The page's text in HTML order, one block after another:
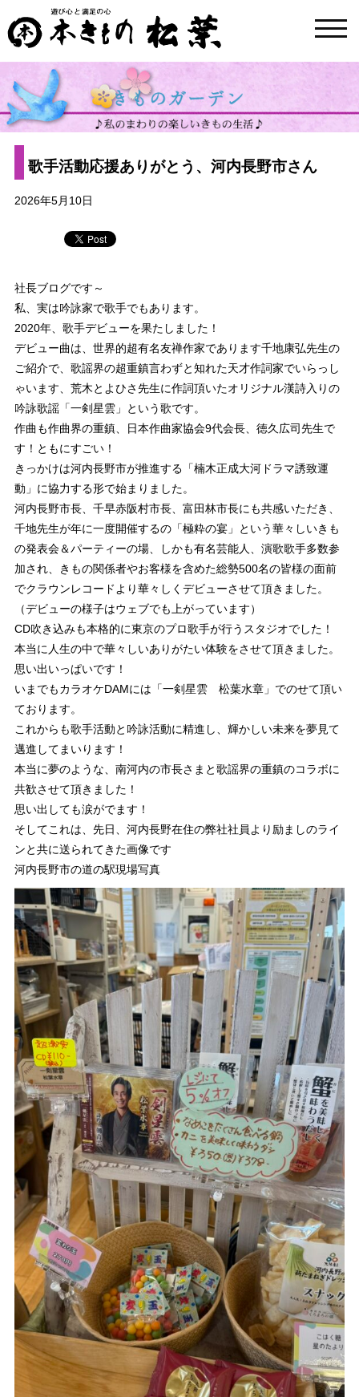
歌手活動応援ありがとう、河内長野市さん
2026年5月10日
社長ブログです～
私、実は吟詠家で歌手でもあります。
2020年、歌手デビューを果たしました！
デビュー曲は、世界的超有名友禅作家であります千地康弘先生の
ご紹介で、歌謡界の超重鎮言わずと知れた天才作詞家でいらっし
ゃいます、荒木とよひさ先生に作詞頂いたオリジナル漢詩入りの
吟詠歌謡「一剣星雲」という歌です。
作曲も作曲界の重鎮、日本作曲家協会9代会長、徳久広司先生で
す！ともにすごい！
きっかけは河内長野市が推進する「楠木正成大河ドラマ誘致運
動」に協力する形で始まりました。
河内長野市長、千早赤阪村市長、富田林市長にも共感いただき、
千地先生が年に一度開催するの「極粋の宴」という華々しいきも
の発表会＆パーティーの場、しかも有名芸能人、演歌歌手多数参
加され、きもの関係者やお客様を含めた総勢500名の皆様の面前
でクラウンレコードより華々しくデビューさせて頂きました。
（デビューの様子はウェブでも上がっています）
CD吹き込みも本格的に東京のプロ歌手が行うスタジオでした！
本当に人生の中で華々しいありがたい体験をさせて頂きました。
思い出いっぱいです！
いまでもカラオケDAMには「一剣星雲 松葉水章」でのせて頂い
ております。
これからも歌手活動と吟詠活動に精進し、輝かしい未来を夢見て
邁進してまいります！
本当に夢のような、南河内の市長さまと歌謡界の重鎮のコラボに
共歓させて頂きました！
思い出しても涙がでます！
そしてこれは、先日、河内長野在住の弊社社員より励ましのライ
ンと共に送られてきた画像です
河内長野市の道の駅現場写真